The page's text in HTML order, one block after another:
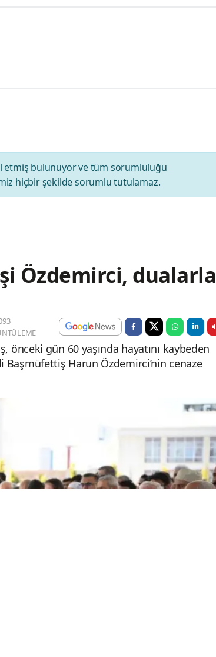
etmiş bulunuyor ve tüm sorumluluğu
hiçbir şekilde sorumlu tutulamaz.
Özdemirci, dualarla
önceki gün 60 yaşında hayatını kaybeden
Başmüfettiş Harun Özdemirci’nin cenaze